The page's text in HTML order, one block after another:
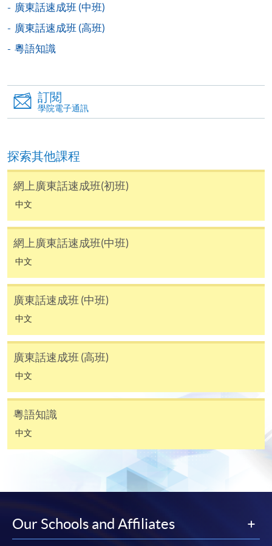
申請表 下載申請表
網上報名服務
香港大學專業進修學院提供24小時網上報名及繳費服
務，申請人可通過網上申請個別學歷頒授課程和報讀
申請人可在網上使用「繳費靈」(PPS) (不適用於手
機)、VISA 或 Mastercard。除上述支付方式之外，如就
讀學歷頒授課程設有網上服務，在學學員亦可以「微
Alipay) 或 「轉數快」(FPS) 繳付學費。
報讀新課程
填寫網上報名表格
圖示進入網上服務網頁，然
後按照指示填妥網上報名表格。
中指定所須文件(如學歷證明)。系統只支援doc,
docx, jpg 和pdf格式之附件。
申請人可使用以下方式繳交報名費或課程費用:
廣東話速成班 (中班)
廣東話速成班 (高班)
粵語知識
訂閱
學院電子通訊
探索其他課程
網上廣東話速成班(初班)
中文
網上廣東話速成班(中班)
中文
廣東話速成班 (中班)
中文
廣東話速成班 (高班)
中文
粵語知識
中文
Our Schools and Affiliates